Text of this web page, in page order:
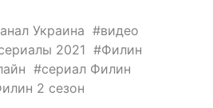
Украина
видео
2021
Филин
сериал Филин
2 сезон